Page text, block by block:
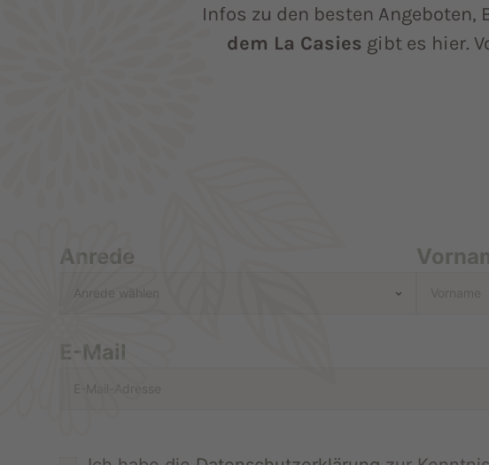
Infos zu den besten Angeboten,
dem La Casies gibt es hier.
Anrede
E-Mail